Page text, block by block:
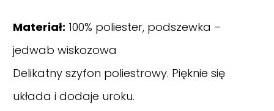
Materiał: 100% poliester, podszewka –
jedwab wiskozowa
Delikatny szyfon poliestrowy. Pięknie się
układa i dodaje uroku.